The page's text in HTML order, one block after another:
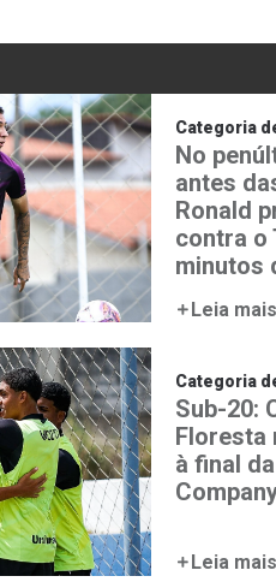
Categoria
No
antes
Ronald
contra o
minutos
Leia mais
Categoria
Sub-20:
Floresta
à final
Leia mais